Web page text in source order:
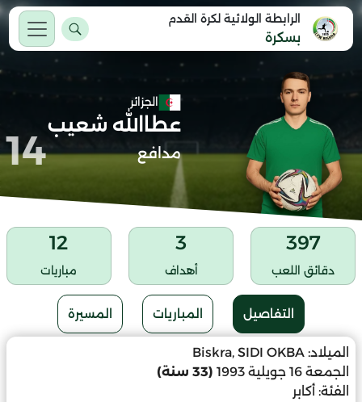
الرابطة الولائية لكرة القدم
بسكرة
الجزائر
عطاالله شعيب
مدافع 14
397
دقائق اللعب
3
أهداف
12
مباريات
التفاصيل المباريات المسيرة
الميلاد: Biskra, SIDI OKBA
الجمعة 16 جويلية 1993
(33 سنة)
الفئة: أكابر